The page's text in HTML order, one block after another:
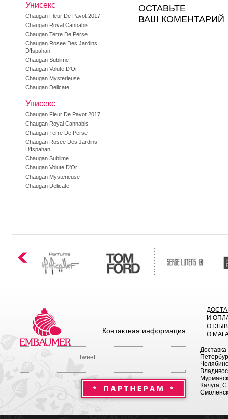
ОСТАВЬТЕ
ВАШ КОМЕНТАРИЙ
Унисекс
Chaugan Fleur De Pavot 2017
Chaugan Royal Cannabis
Chaugan Terre De Perse
Chaugan Rosee Des Jardins
D'Ispahan
Chaugan Sublime
Chaugan Volute D'Or
Chaugan Mysterieuse
Chaugan Delicate
Унисекс
Chaugan Fleur De Pavot 2017
Chaugan Royal Cannabis
Chaugan Terre De Perse
Chaugan Rosee Des Jardins
D'Ispahan
Chaugan Sublime
Chaugan Volute D'Or
Chaugan Mysterieuse
Chaugan Delicate
Контактная информация
И
О
Tweet
Калуга,